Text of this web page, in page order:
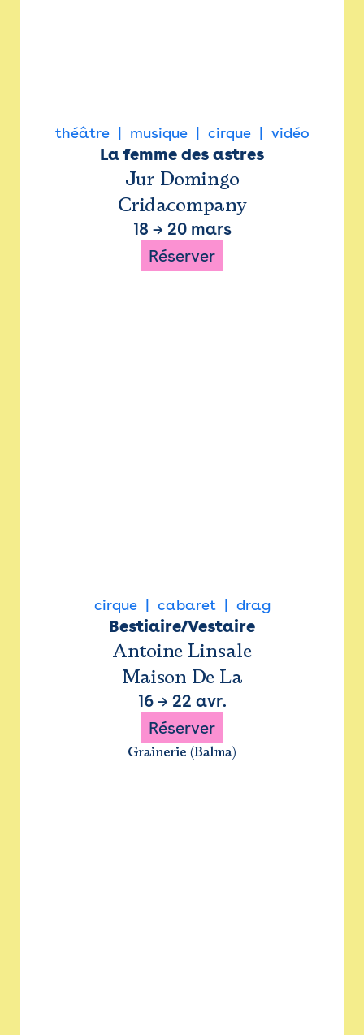
théâtre musique cirque vidéo
La femme des astres
Jur Domingo
Cridacompany
18 → 20 mars
Réserver
cirque cabaret drag
Bestiaire/Vestaire
Antoine Linsale
Maison De La
16→ 22 avr.
Réserver
Grainerie (Balma)